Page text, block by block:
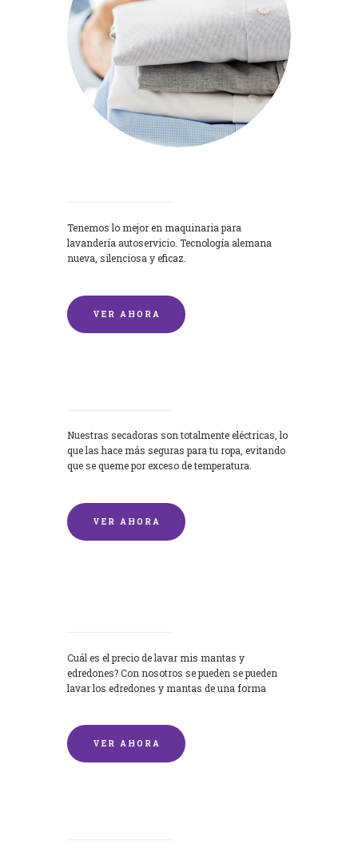
Tenemos lo mejor en maquinaria para
lavandería autoservicio. Tecnología alemana
nueva, silenciosa y eficaz.
VER AHORA
Nuestras secadoras son totalmente eléctricas, lo
que las hace más seguras para tu ropa, evitando
que se queme por exceso de temperatura.
VER AHORA
Cuál es el precio de lavar mis mantas y
edredones? Con nosotros se pueden se pueden
lavar los edredones y mantas de una forma
VER AHORA